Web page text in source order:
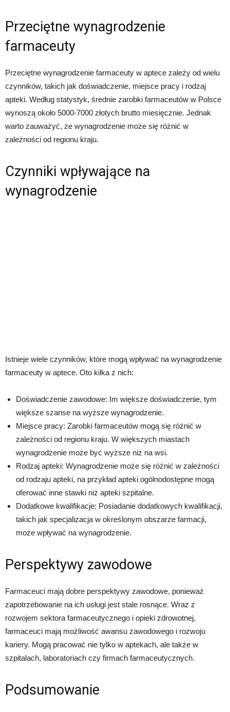
Przeciętne wynagrodzenie
farmaceuty
Przeciętne wynagrodzenie farmaceuty w aptece zależy od wielu
czynników, takich jak doświadczenie, miejsce pracy i rodzaj
apteki. Według statystyk, średnie zarobki farmaceutów w Polsce
wynoszą około 5000-7000 złotych brutto miesięcznie. Jednak
warto zauważyć, że wynagrodzenie może się różnić w
zależności od regionu kraju.
Czynniki wpływające na
wynagrodzenie
Istnieje wiele czynników, które mogą wpływać na wynagrodzenie
farmaceuty w aptece. Oto kilka z nich:
Doświadczenie zawodowe: Im większe doświadczenie, tym
większe szanse na wyższe wynagrodzenie.
Miejsce pracy: Zarobki farmaceutów mogą się różnić w
zależności od regionu kraju. W większych miastach
wynagrodzenie może być wyższe niż na wsi.
Rodzaj apteki: Wynagrodzenie może się różnić w zależności
od rodzaju apteki, na przykład apteki ogólnodostępne mogą
oferować inne stawki niż apteki szpitalne.
Dodatkowe kwalifikacje: Posiadanie dodatkowych kwalifikacji,
takich jak specjalizacja w określonym obszarze farmacji,
może wpływać na wynagrodzenie.
Perspektywy zawodowe
Farmaceuci mają dobre perspektywy zawodowe, ponieważ
zapotrzebowanie na ich usługi jest stale rosnące. Wraz z
rozwojem sektora farmaceutycznego i opieki zdrowotnej,
farmaceuci mają możliwość awansu zawodowego i rozwoju
kariery. Mogą pracować nie tylko w aptekach, ale także w
szpitalach, laboratoriach czy firmach farmaceutycznych.
Podsumowanie